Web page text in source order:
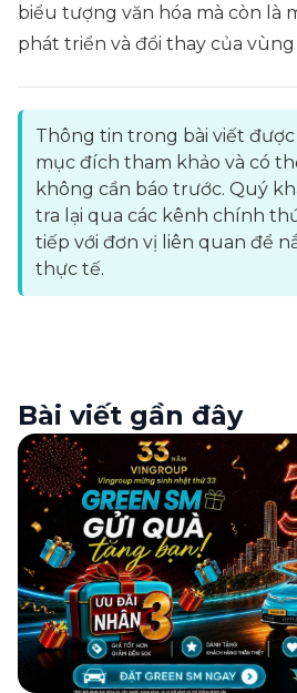
biểu tượng văn hóa mà còn là
phát triển và đổi thay của vùng
Thông tin trong bài viết
mục đích tham khảo và có
không cần báo trước. Quý
tra lại qua các kênh chính
tiếp với đơn vị liên quan để
thực tế.
Bài viết gần đây